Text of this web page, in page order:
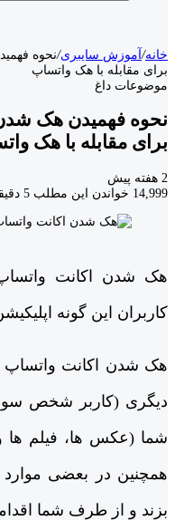
خانه/آموزش سایبری/نحوه
برای مقابله با هک واتساپ
موضوعات داغ
نحوه فهمیدن هک
برای مقابله با هک
2 هفته پیش
14,999 خواندن این مطلب 5 دقیقه زمان میبرد
هک شدن اکانت
کاربران این گونه
هک شدن اکانت
دیگری (کاربر شخص
شما (عکس ها، فیلم ها
همچنین در بعضی
بزند و از طرف شما